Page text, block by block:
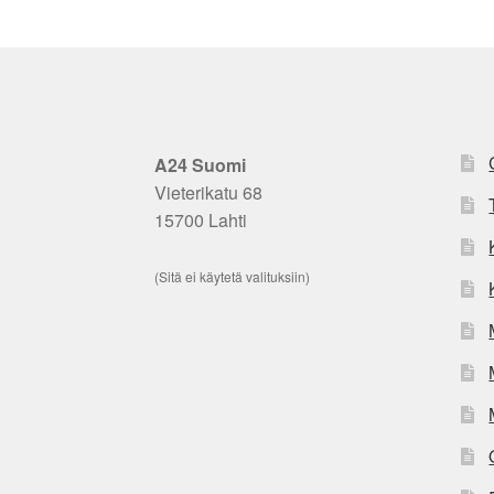
A24 Suomi
Vieterikatu 68
15700 Lahti
(Sitä ei käytetä valituksiin)